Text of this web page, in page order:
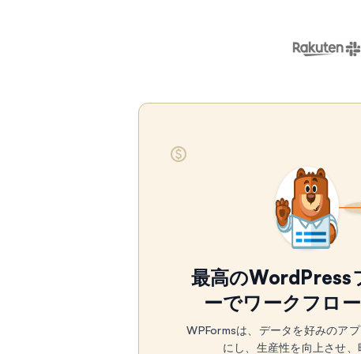
最高のWordPress
ーでワークフロ
WPFormsは、データを好みのア
にし、生産性を向上させ、